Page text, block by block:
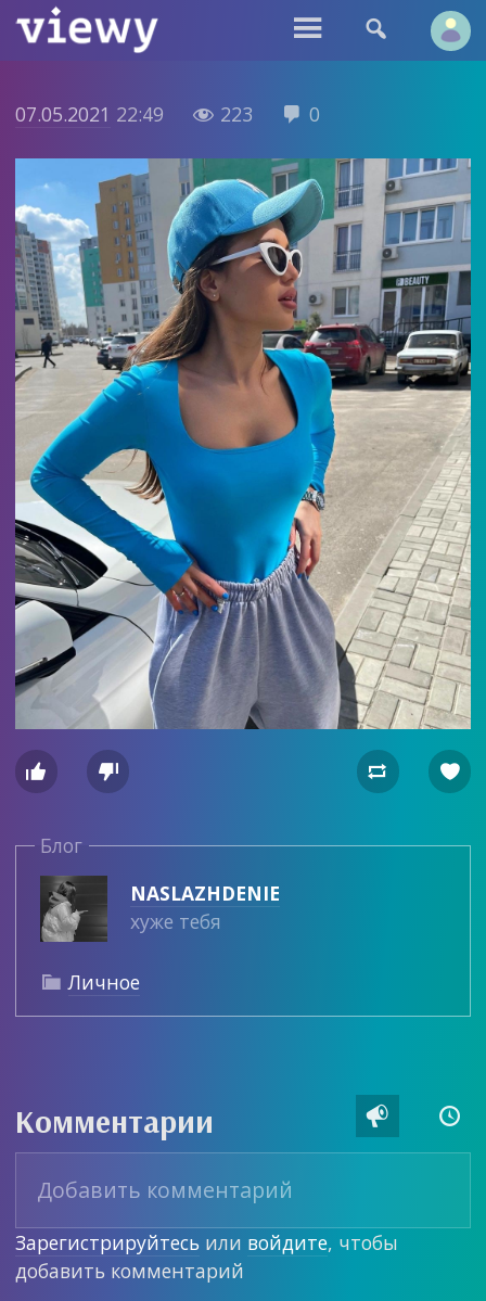
 
07.05.2021 22:49  223  0
   
Блог
NASLAZHDENIE
хуже тебя
 Личное
Комментарии  
Зарегистрируйтесь или войдите, чтобы
добавить комментарий